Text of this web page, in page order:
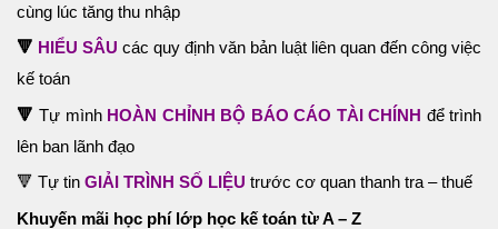
cùng lúc tăng thu nhập
🔻 HIỂU SÂU các quy định văn bản luật liên quan đến công việc
kế toán
🔻 Tự mình HOÀN CHỈNH BỘ BÁO CÁO TÀI CHÍNH để trình
lên ban lãnh đạo
🔻 Tự tin GIẢI TRÌNH SỐ LIỆU trước cơ quan thanh tra – thuế
Khuyến mãi học phí lớp học kế toán từ A – Z